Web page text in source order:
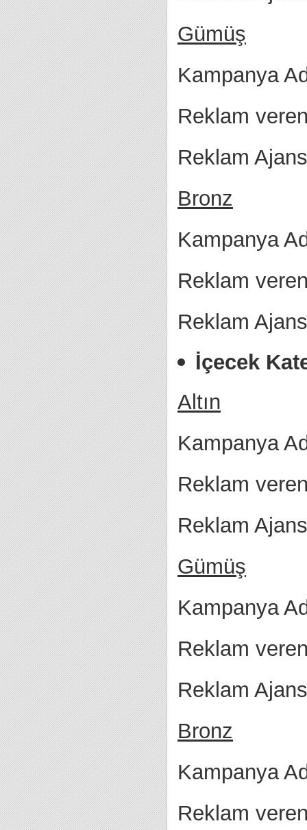
Gümüş
Kampanya
Reklam
Reklam
Bronz
Kampanya
Reklam
Reklam
İçecek
Altın
Kampanya
Reklam
Reklam
Gümüş
Kampanya
Reklam
Reklam
Bronz
Kampanya
Reklam